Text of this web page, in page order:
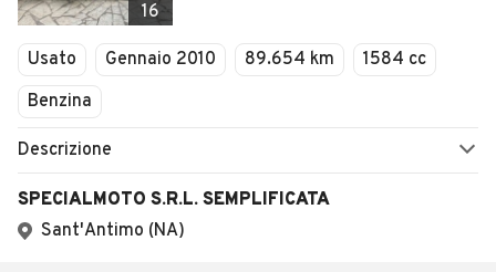
16
Usato Gennaio 2010 89.654 km
1584 cc
Benzina
Descrizione
SPECIALMOTO S.R.L. SEMPLIFICATA
Sant'Antimo (NA)